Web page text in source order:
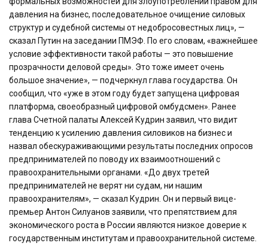
давления на бизнес, последовательное очищение силовых
структур и судебной системы от недобросовестных лиц», —
сказал Путин на заседании ПМЭФ. По его словам, «важнейшее
условие эффективности такой работы — это повышение
прозрачности деловой среды». Это тоже имеет очень
большое значение», — подчеркнул глава государства. Он
сообщил, что «уже в этом году будет запущена цифровая
платформа, своеобразный цифровой омбудсмен». Ранее
глава Счетной палаты Алексей Кудрин заявил, что видит
тенденцию к усилению давления силовиков на бизнес и
назвал обескураживающими результаты последних опросов
предпринимателей по поводу их взаимоотношений с
правоохранительными органами. «До двух третей
предпринимателей не верят ни судам, ни нашим
правоохранителям», — сказал Кудрин. Он и первый вице-
премьер Антон Силуанов заявили, что препятствием для
экономического роста в России являются низкое доверие к
государственным институтам и правоохранительной системе.